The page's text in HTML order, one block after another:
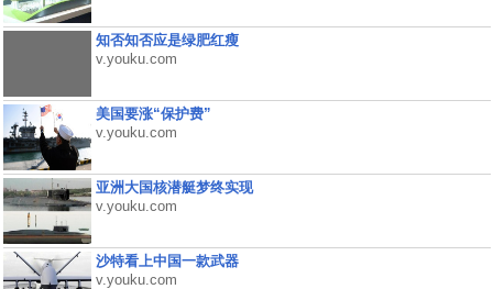
知否知否应是绿肥红瘦
v.youku.com
美国要涨“保护费”
v.youku.com
亚洲大国核潜艇梦终实现
v.youku.com
沙特看上中国一款武器
v.youku.com